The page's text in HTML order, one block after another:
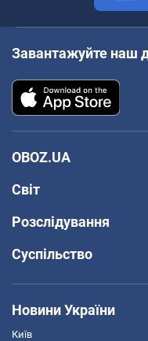
Завантажуйте наш
OBOZ.UA
Світ
Розслідування
Суспільство
Новини України
Київ